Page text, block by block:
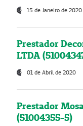
15 de Janeiro de 2020
Prestador
LTDA
01 de Abril de 2020
Prestador
(51004355-5)